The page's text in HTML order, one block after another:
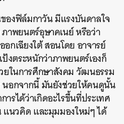
องฟิล์มกาวัน มีแรงบันดาลใจ
าพยนตร์อุษาคเนย์ หรือว่า
กเฉียงใต้ สอนโดย อาจารย์
งตระหนักว่าภาพยนตร์เองก็
ในการศึกษาสังคม วัฒนธรรม
นอกจากนี้ มันยังช่วยให้คนดูนั้น
รได้ว่าเกิดอะไรขึ้นที่ประเทศ
แนวคิด และมุมมองใหม่ๆ ได้